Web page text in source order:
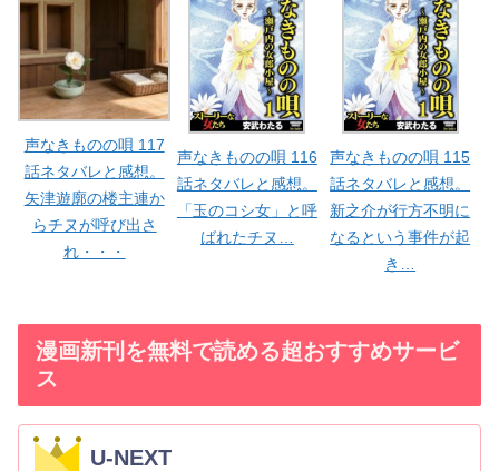
声なきものの唄 117
話ネタバレと感想。
矢津遊廓の楼主連か
らチヌが呼び出さ
れ・・・
声なきものの唄 116
話ネタバレと感想。
「玉のコシ女」と呼
ばれたチヌ…
声なきものの唄 115
話ネタバレと感想。
新之介が行方不明に
なるという事件が起
き…
漫画新刊を無料で読める超おすすめサービ
ス
U-NEXT